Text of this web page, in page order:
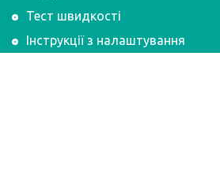
Тест швидкості
Інструкції з налаштування